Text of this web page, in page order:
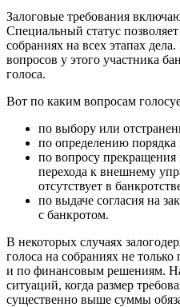
Залоговые требования
Специальный статус
собраниях на всех этапах
вопросов у этого участника
голоса.
Вот по каким вопросам
по выбору или
по определению порядка
по вопросу прекращения
перехода к внешнему
отсутствует в
по выдаче согласия на
с банкротом.
В некоторых случаях
голоса на собраниях не
и по финансовым решениям.
ситуаций, когда размер
существенно выше суммы